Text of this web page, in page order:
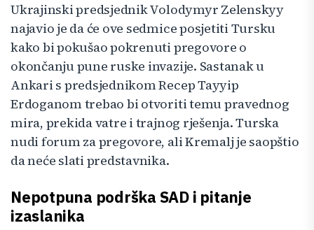
Ukrajinski predsjednik Volodymyr Zelenskyy
najavio je da će ove sedmice posjetiti Tursku
kako bi pokušao pokrenuti pregovore o
okončanju pune ruske invazije. Sastanak u
Ankari s predsjednikom Recep Tayyip
Erdoganom trebao bi otvoriti temu pravednog
mira, prekida vatre i trajnog rješenja. Turska
nudi forum za pregovore, ali Kremalj je saopštio
da neće slati predstavnika.
Nepotpuna podrška SAD i pitanje
izaslanika